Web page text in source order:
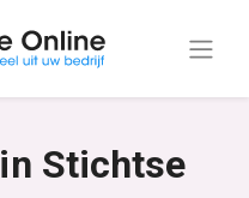
Stichtse